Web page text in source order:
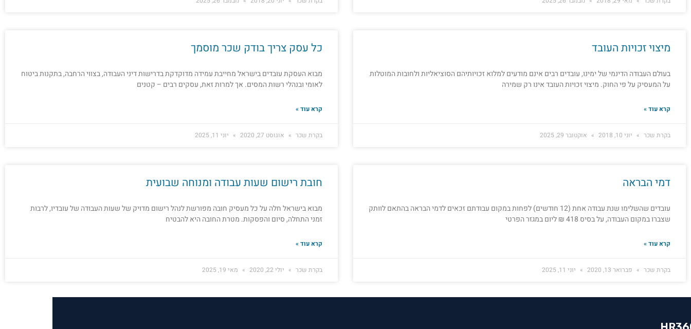
מיצוי זכויות העובד
בעולם העבודה הדינמי של ימינו, עובדים רבים אינם מודעים למלוא זכויותיהם הסוציאליות ולחובות המוטלות
על המעסיק על פי החוק. מיצוי זכויות העובד אינו רק שמירה
קרא עוד »
בקרת שכר יוני 10, 2018 אוקטובר 29, 2025
כל עסק צריך בודק שכר מוסמך
מבוא העסקת עובדים בישראל מחייבת עמידה מדוקדקת בדרישות דיני העבודה, בצווי הרחבה, בתקנות ביטוח
לאומי ובנהלי רשות המסים. אך למרות זאת, עסקים רבים – קטנים
קרא עוד »
בקרת שכר אוגוסט 27, 2020 יוני 11, 2025
דמי הבראה
עובדים שהשלימו שנת עבודה אחת (12 חודשים) לפחות במקום עבודתם זכאים לדמי הבראה בהתאם לוותק
שצברו במקום העבודה, על בסיס 418 ₪ ליום במגזר הפרטי
קרא עוד »
בקרת שכר פברואר 13, 2020 יוני 11, 2025
חובת רישום שעות עבודה ומנוחה שבועית
מבוא בישראל חלה על כל מעסיק חובה מפורשת לנהל רישום מדויק של שעות העבודה של עובדיו, לרבות
זמני התחלה, סיום והפסקות. מטרת החובה היא להבטיח
קרא עוד »
בקרת שכר יולי 22, 2020 מאי 19, 2025